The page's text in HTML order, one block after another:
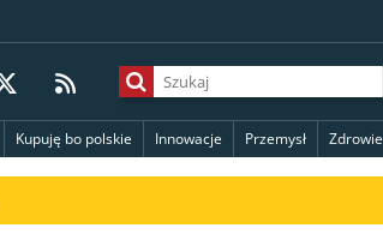
Kupuję bo polskie Innowacje Przemysł Zdrowie